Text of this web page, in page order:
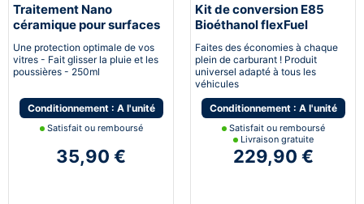
Traitement Nano
céramique pour surfaces
Une protection optimale de vos
vitres - Fait glisser la pluie et les
poussières - 250ml
Conditionnement : A l'unité
Satisfait ou remboursé
35,90 €
Kit de conversion E85
Bioéthanol flexFuel
converter
Faites des économies à chaque
plein de carburant ! Produit
universel adapté à tous les
véhicules
Conditionnement : A l'unité
Satisfait ou remboursé
Livraison gratuite
229,90 €